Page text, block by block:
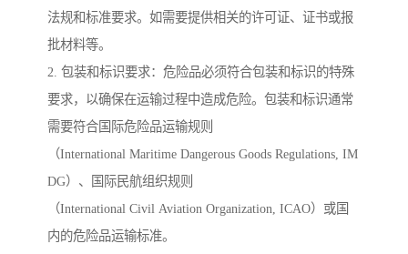
法规和标准要求。如需要提供相关的许可证、证书或报
批材料等。
2. 包装和标识要求：危险品必须符合包装和标识的特殊
要求，以确保在运输过程中造成危险。包装和标识通常
需要符合国际危险品运输规则
（International Maritime Dangerous Goods Regulations, IM
DG）、国际民航组织规则
（International Civil Aviation Organization, ICAO）或国
内的危险品运输标准。